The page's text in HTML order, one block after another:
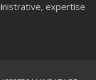
expertise